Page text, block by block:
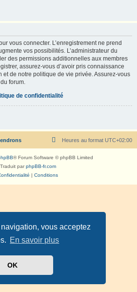
vous acceptez
En savoir plus
OK
vous connecter. L’enregistrement ne prend
vos possibilités. L’administrateur du
des permissions additionnelles aux membres
assurez-vous d’avoir pris connaissance
et de notre politique de vie privée. Assurez-vous
forum.
de confidentialité
Heures au format UTC+02:00
® Forum Software © phpBB Limited
Traduit parphpBB-fr.com
| Conditions